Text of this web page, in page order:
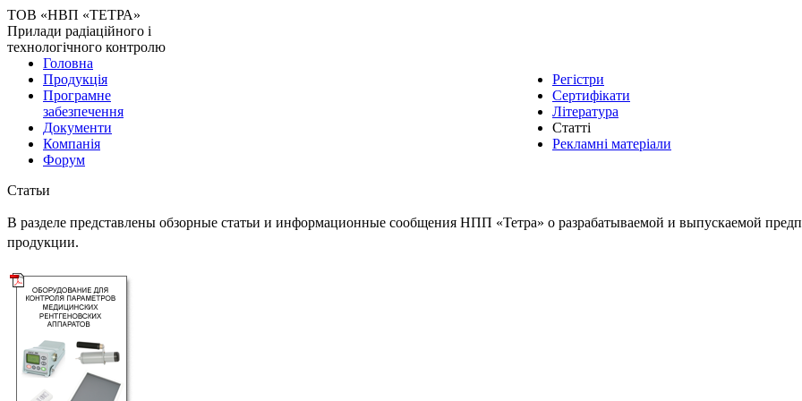
ТОВ «НВП «ТЕТРА»
Прилади радіаційного і
технологічного контролю
Головна
Продукція
Програмне
забезпечення
Документи
Компанія
Форум
Регістри
Сертифікати
Література
Статті
Рекламні матеріали
Статьи
В разделе представлены обзорные статьи и информационные сообщения НПП «Тетра» о разрабатываемой и выпускаемой
продукции.